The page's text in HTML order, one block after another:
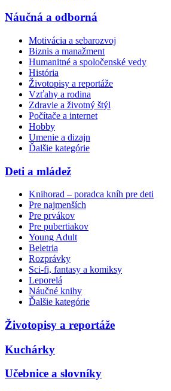
Náučná a odborná
Motivácia a sebarozvoj
Biznis a manažment
Humanitné a spoločenské vedy
História
Životopisy a reportáže
Vzťahy a rodina
Zdravie a životný štýl
Počítače a internet
Hobby
Umenie a dizajn
Ďalšie kategórie
Deti a mládež
Knihorad – poradca kníh pre deti
Pre najmenších
Pre prvákov
Pre pubertiakov
Young Adult
Beletria
Rozprávky
Sci-fi, fantasy a komiksy
Leporelá
Náučné knihy
Ďalšie kategórie
Životopisy a reportáže
Kuchárky
Učebnice a slovníky